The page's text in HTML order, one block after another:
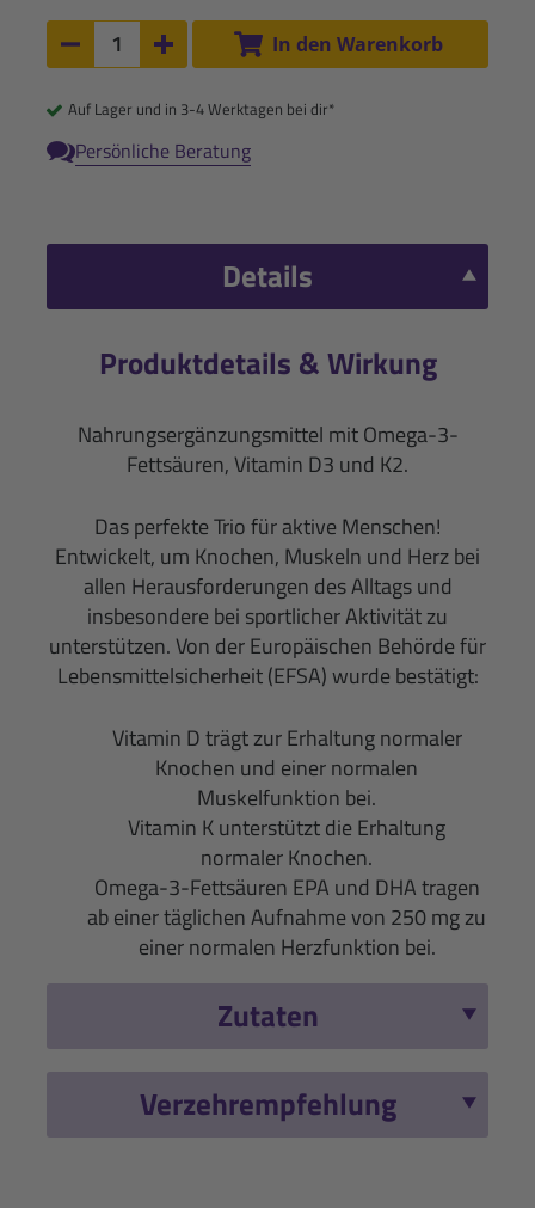
Anzahl:
Anzahl um 1 verringern
Anzahl um 1 erhöhen
In den Warenkorb
Auf Lager und in 3-4 Werktagen bei dir*
Persönliche Beratung
Details
Produktdetails & Wirkung
Nahrungsergänzungsmittel mit Omega-3-
Fettsäuren, Vitamin D3 und K2.
Das perfekte Trio für aktive Menschen!
Entwickelt, um Knochen, Muskeln und Herz bei
allen Herausforderungen des Alltags und
insbesondere bei sportlicher Aktivität zu
unterstützen. Von der Europäischen Behörde für
Lebensmittelsicherheit (EFSA) wurde bestätigt:
Vitamin D trägt zur Erhaltung normaler
Knochen und einer normalen
Muskelfunktion bei.
Vitamin K unterstützt die Erhaltung
normaler Knochen.
Omega-3-Fettsäuren EPA und DHA tragen
ab einer täglichen Aufnahme von 250 mg zu
einer normalen Herzfunktion bei.
Zutaten
Verzehrempfehlung